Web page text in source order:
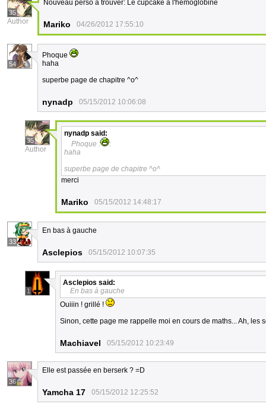
35
Author
Nouveau perso à trouver: Le cupcake à l'hémoglobine
Mariko 04/26/2012 17:55:10
54
Phoque
haha
superbe page de chapitre ^o^
nynadp 05/15/2012 10:06:08
35
Author
nynadp said:
Phoque :
:
haha
superbe page de chapitre ^o^
merci
Mariko 05/15/2012 14:48:17
33
En bas à gauche
Asclepios 05/15/2012 10:07:35
1
Asclepios said:
En bas à gauche
Ouiiin ! grillé !
Sinon, cette page me rappelle moi en cours de maths... Ah, les
Machiavel 05/15/2012 10:23:49
36
Elle est passée en berserk ? =D
Yamcha 17 05/15/2012 12:25:52